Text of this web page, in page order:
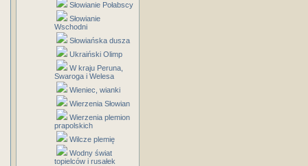
Słowianie Połabscy
Słowianie
Wschodni
Słowiańska dusza
Ukraiński Olimp
W kraju Peruna,
Swaroga i Welesa
Wieniec, wianki
Wierzenia Słowian
Wierzenia plemion
prapolskich
Wilcze plemię
Wodny świat
topielców i rusałek